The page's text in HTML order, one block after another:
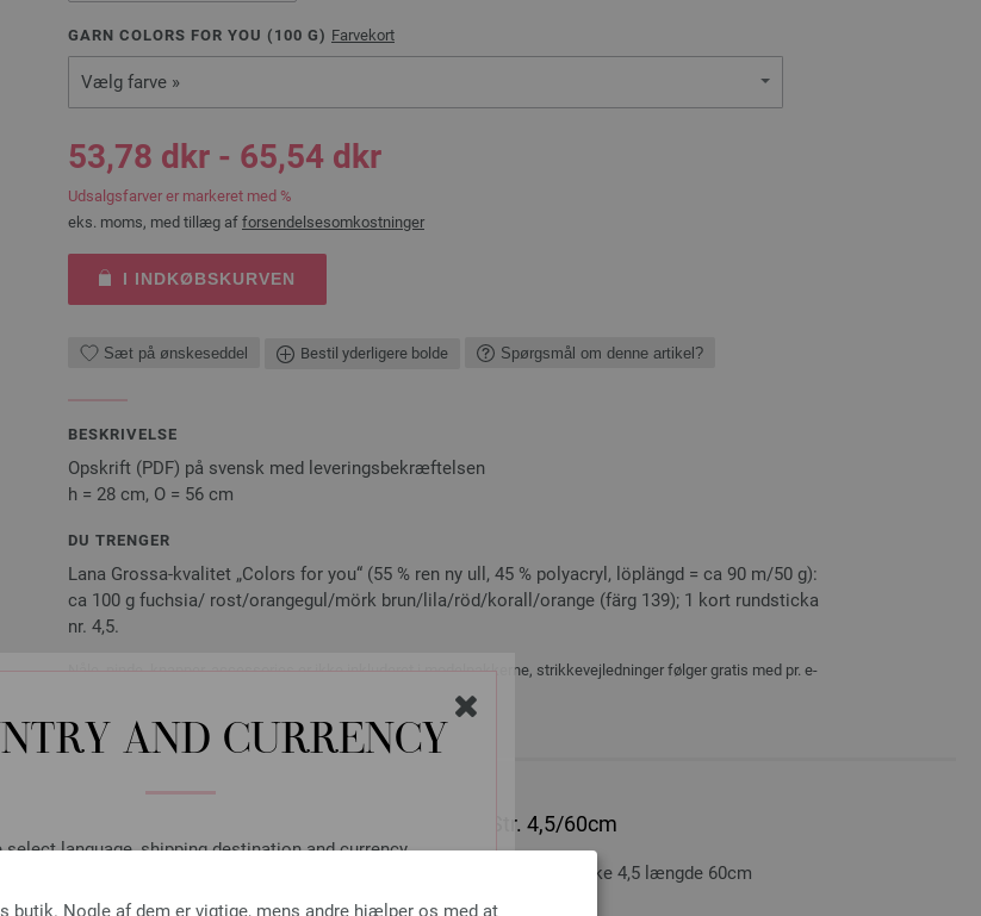
AND CURRENCY
select language, shipping destination and currency.
butik. Nogle af dem er vigtige, mens andre hjælper os med at
GARN COLORS FOR YOU ( 100 G) Farvekort
Vælg farve »
53,78 dkr - 65,54 dkr
Udsalgsfarver er markeret med %
eks. moms, med tillæg af forsendelsesomkostninger
I INDKØBSKURVEN
Sæt på ønskeseddel Bestil yderligere bolde Spørgsmål om denne artikel?
BESKRIVELSE
Opskrift (PDF) på svensk med leveringsbekræftelsen
h = 28 cm, O = 56 cm
DU TRENGER
Lana Grossa-kvalitet „Colors for you“ (55 % ren ny ull, 45 % polyacryl, löplängd = ca 90 m/50 g):
ca 100 g fuchsia/ rost/orangegul/mörk brun/lila/röd/korall/orange (färg 139); 1 kort rundsticka
nr. 4,5.
Nåle, pinde, knapper, accessories er ikke inkluderet i modelpakkerne, strikkevejledninger følger gratis med pr. e-
Rundpind Aluminium Rainbow Str. 4,5/60cm
Rundpind aluminium Rainbow LANA GROSSA styrke 4,5 længde 60cm